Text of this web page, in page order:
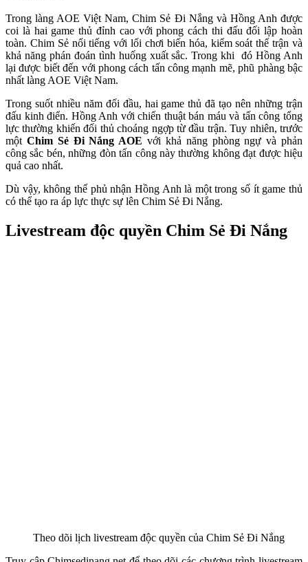
Trong làng AOE Việt Nam, Chim Sẻ Đi Nắng và Hồng Anh được
coi là hai game thủ đỉnh cao với phong cách thi đấu đối lập hoàn
toàn. Chim Sẻ nổi tiếng với lối chơi biến hóa, kiểm soát thế trận và
khả năng phán đoán tình huống xuất sắc. Trong khi đó Hồng Anh
lại được biết đến với phong cách tấn công mạnh mẽ, phũ phàng bậc
nhất làng AOE Việt Nam.
Trong suốt nhiều năm đối đầu, hai game thủ đã tạo nên những trận
đấu kinh điển. Hồng Anh với chiến thuật bán máu và tấn công tổng
lực thường khiến đối thủ choáng ngợp từ đầu trận. Tuy nhiên, trước
một Chim Sẻ Đi Nắng AOEvới khả năng phòng ngự và phản
công sắc bén, những đòn tấn công này thường không đạt được hiệu
quả cao nhất.
Dù vậy, không thể phủ nhận Hồng Anh là một trong số ít game thủ
có thể tạo ra áp lực thực sự lên Chim Sẻ Đi Nắng.
Livestream độc quyền Chim Sẻ Đi Nắng
Theo dõi lịch livestream độc quyền của Chim Sẻ Đi Nắng